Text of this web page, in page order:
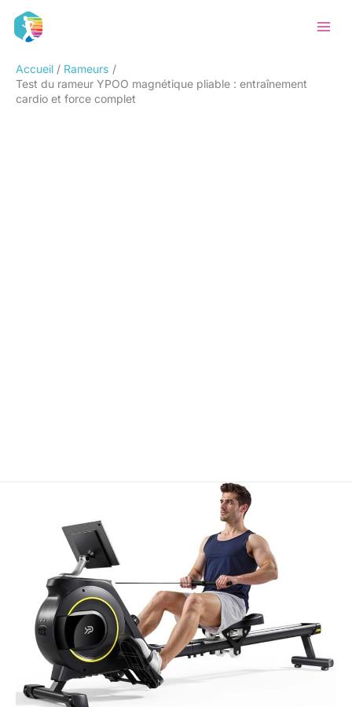
Accueil
Rameurs
Test du rameur YPOO magnétique pliable : entraînement
cardio et force complet
Rechercher